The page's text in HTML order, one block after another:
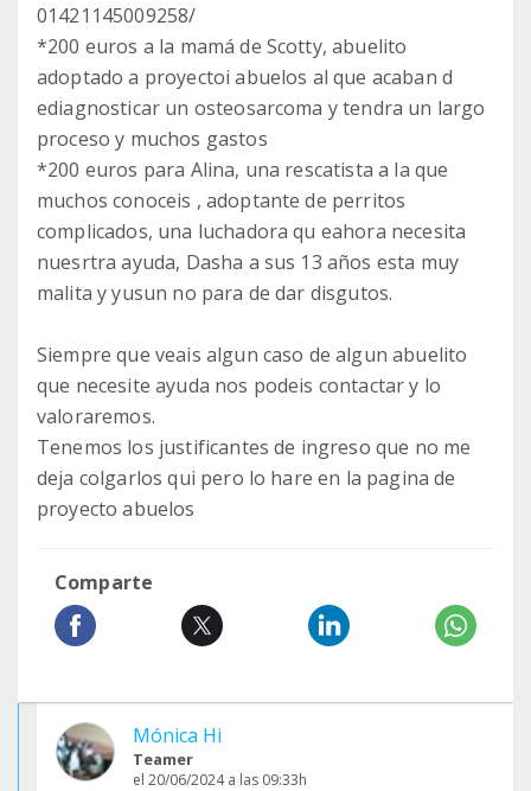
01421145009258/
*200 euros a la mamá de Scotty, abuelito
adoptado a proyectoi abuelos al que acaban d
ediagnosticar un osteosarcoma y tendra un largo
proceso y muchos gastos
*200 euros para Alina, una rescatista a la que
muchos conoceis , adoptante de perritos
complicados, una luchadora qu eahora necesita
nuesrtra ayuda, Dasha a sus 13 años esta muy
malita y yusun no para de dar disgutos.
Siempre que veais algun caso de algun abuelito
que necesite ayuda nos podeis contactar y lo
valoraremos.
Tenemos los justificantes de ingreso que no me
deja colgarlos qui pero lo hare en la pagina de
proyecto abuelos
Comparte
Mónica Hi
Teamer
el 20/06/2024 a las 09:33h